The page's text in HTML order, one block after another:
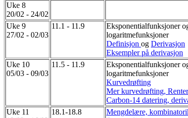
Uke 8
20/02 - 24/02
Uke 9
27/02 - 02/03
11.1 - 11.9
Eksponentialfunksjoner
logaritmefunksjoner
Definisjon og Derivasjon
Eksempler på derivasjon
Uke 10
05/03 - 09/03
11.5 - 11.9
Eksponentialfunksjoner
logaritmefunksjoner
Kurvedrøfting
Mer kurvedrøfting, Renter
Carbon-14 datering,
Uke 11
18.1-18.8
Mengdelære,